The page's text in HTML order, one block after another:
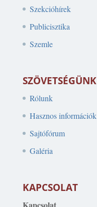
Szekcióhírek
Publicisztika
Szemle
SZÖVETSÉGÜNK
Rólunk
Hasznos információk
Sajtófórum
Galéria
KAPCSOLAT